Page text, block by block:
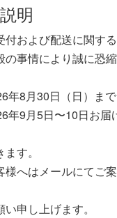
明
付および配送に関す
事情により誠に恐
年8月30日（日）まで
年9月5日〜10日お届
す。
様へはメールにてご
申し上げます。